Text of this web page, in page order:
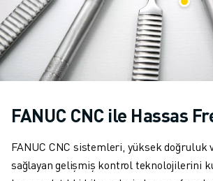
PALETLEME
PUNTA KAYNAĞI
GÖRSEL DENETIM
TEL EROZYON
VAKA ÇALIŞMALARI
MÜŞTERI HIZMETLERI
SAHA VE BAKIM
UZAKTAN TEKNIK DESTEK
FANUC CNC ile Hassas
FANUC CNC sistemleri, yüksek doğruluk
sağlayan gelişmiş kontrol teknolojilerini